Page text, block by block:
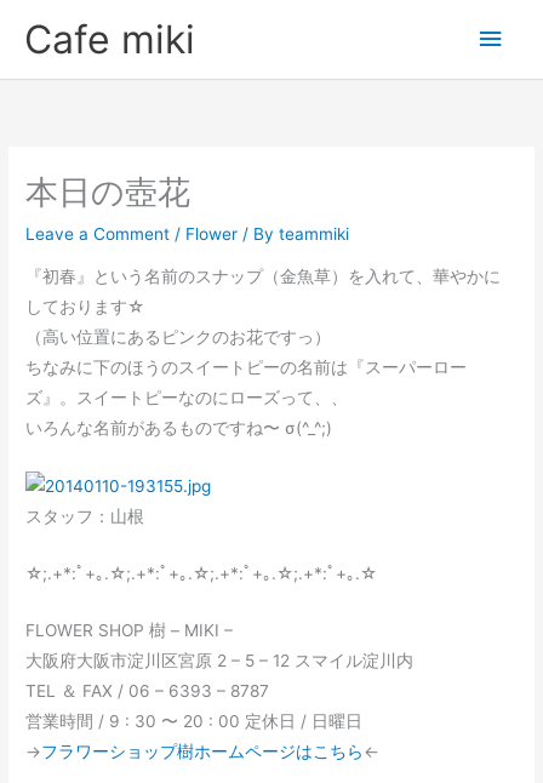
Cafe miki
Main
本日の壺花
Leave a Comment / Flower / Byteammiki
『初春』という名前のスナップ（金魚草）を入れて、華やかに
しております☆
（高い位置にあるピンクのお花ですっ）
ちなみに下のほうのスイートピーの名前は『スーパーロー
ズ』。スイートピーなのにローズって、、
いろんな名前があるものですね〜 σ(^_^;)
スタッフ：山根
☆;.+*:ﾟ+｡.☆;.+*:ﾟ+｡.☆;.+*:ﾟ+｡.☆;.+*:ﾟ+｡.☆
FLOWER SHOP 樹 – MIKI –
大阪府大阪市淀川区宮原 2 – 5 – 12 スマイル淀川内
TEL ＆ FAX / 06 – 6393 – 8787
営業時間 / 9 : 30 〜 20 : 00 定休日 / 日曜日
→フラワーショップ樹ホームページはこちら←